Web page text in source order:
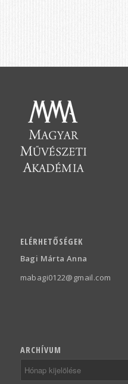
ELÉRHETŐSÉGEK
Bagi Márta Anna
mabagi0122@gmail.com
ARCHÍVUM